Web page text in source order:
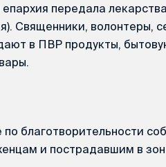
передала
Священники, волонтеры,
в ПВР продукты,
благотворительности
и пострадавшим в